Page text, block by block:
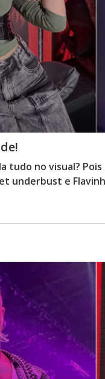
tudo no visual?
underbust e